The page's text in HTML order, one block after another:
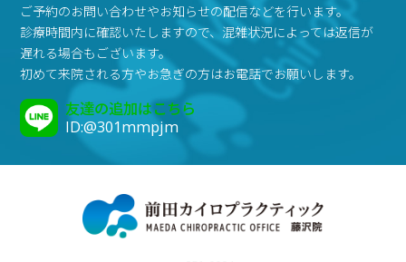
ご予約のお問い合わせやお知らせの配信などを行います。
診療時間内に確認いたしますので、混雑状況によっては返信が
遅れる場合もございます。
初めて来院される方やお急ぎの方はお電話でお願いします。
友達の追加はこちら
ID:@301mmpjm